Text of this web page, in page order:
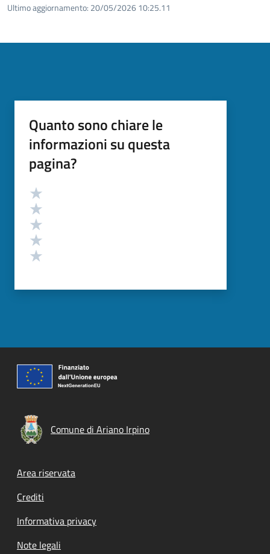
Ultimo aggiornamento: 20/05/2026 10:25.11
Quanto sono chiare le
informazioni su questa
pagina?
Valutazione
Comune di Ariano Irpino
Footer menu
Area riservata
Crediti
Informativa privacy
Note legali